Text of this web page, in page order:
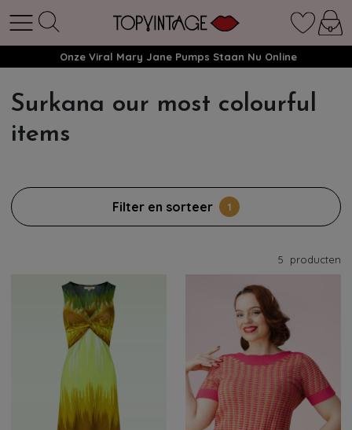
Onze Viral Mary Jane Pumps Staan Nu Online
Surkana our most colourful
items
Filter en sorteer 1
5 producten